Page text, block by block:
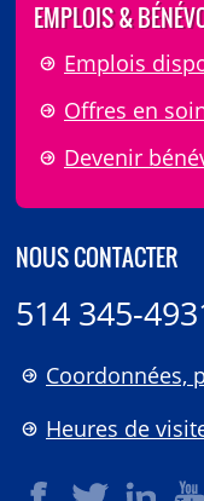
EMPLOIS &
Emplois
Offres en
Devenir
NOUS CONTACTER
514 345-
Coordonnées,
Heures de